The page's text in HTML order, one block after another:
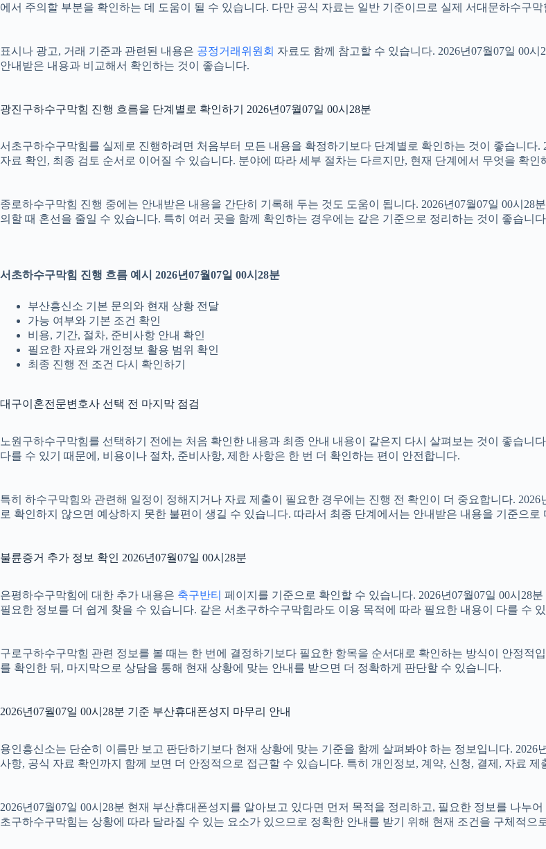
에서 주의할 부분을 확인하는 데 도움이 될 수 있습니다. 다만 공식 자료는 일반 기준이므로 실제 서대문하수구
표시나 광고, 거래 기준과 관련된 내용은 공정거래위원회 자료도 함께 참고할 수 있습니다. 2026년07월07일 00
안내받은 내용과 비교해서 확인하는 것이 좋습니다.
광진구하수구막힘 진행 흐름을 단계별로 확인하기 2026년07월07일 00시28분
서초구하수구막힘를 실제로 진행하려면 처음부터 모든 내용을 확정하기보다 단계별로 확인하는 것이 좋습니다.
자료 확인, 최종 검토 순서로 이어질 수 있습니다. 분야에 따라 세부 절차는 다르지만, 현재 단계에서 무엇을 확
종로하수구막힘 진행 중에는 안내받은 내용을 간단히 기록해 두는 것도 도움이 됩니다. 2026년07월07일 00시
의할 때 혼선을 줄일 수 있습니다. 특히 여러 곳을 함께 확인하는 경우에는 같은 기준으로 정리하는 것이 좋습니
서초하수구막힘 진행 흐름 예시 2026년07월07일 00시28분
부산흥신소 기본 문의와 현재 상황 전달
가능 여부와 기본 조건 확인
비용, 기간, 절차, 준비사항 안내 확인
필요한 자료와 개인정보 활용 범위 확인
최종 진행 전 조건 다시 확인하기
대구이혼전문변호사 선택 전 마지막 점검
노원구하수구막힘를 선택하기 전에는 처음 확인한 내용과 최종 안내 내용이 같은지 다시 살펴보는 것이 좋습니
다를 수 있기 때문에, 비용이나 절차, 준비사항, 제한 사항은 한 번 더 확인하는 편이 안전합니다.
특히 하수구막힘와 관련해 일정이 정해지거나 자료 제출이 필요한 경우에는 진행 전 확인이 더 중요합니다.
로 확인하지 않으면 예상하지 못한 불편이 생길 수 있습니다. 따라서 최종 단계에서는 안내받은 내용을 기준으로
불륜증거 추가 정보 확인 2026년07월07일 00시28분
은평하수구막힘에 대한 추가 내용은 축구반티 페이지를 기준으로 확인할 수 있습니다. 2026년07월07일 00시28
필요한 정보를 더 쉽게 찾을 수 있습니다. 같은 서초구하수구막힘라도 이용 목적에 따라 필요한 내용이 다를 수
구로구하수구막힘 관련 정보를 볼 때는 한 번에 결정하기보다 필요한 항목을 순서대로 확인하는 방식이 안정적
를 확인한 뒤, 마지막으로 상담을 통해 현재 상황에 맞는 안내를 받으면 더 정확하게 판단할 수 있습니다.
2026년07월07일 00시28분 기준 부산휴대폰성지 마무리 안내
용인흥신소는 단순히 이름만 보고 판단하기보다 현재 상황에 맞는 기준을 함께 살펴봐야 하는 정보입니다. 2026
사항, 공식 자료 확인까지 함께 보면 더 안정적으로 접근할 수 있습니다. 특히 개인정보, 계약, 신청, 결제, 자료
2026년07월07일 00시28분 현재 부산휴대폰성지를 알아보고 있다면 먼저 목적을 정리하고, 필요한 정보를 나누
초구하수구막힘는 상황에 따라 달라질 수 있는 요소가 있으므로 정확한 안내를 받기 위해 현재 조건을 구체적